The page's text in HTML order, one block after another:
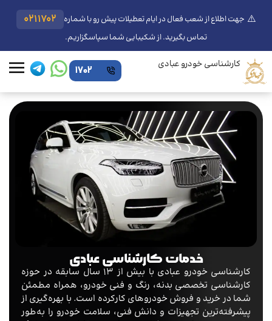
⚠️ جهت اطلاع از شعب فعال در ایام تعطیلات پیش رو با شماره 0211702
تماس بگیرید. از شکیبایی شما سپاسگزاریم.
کارشناسی خودرو عبادی 1702
خدمات کارشناسی عبادی
کارشناسی خودرو عبادی با بیش از 13 سال سابقه در حوزه
کارشناسی تخصصی بدنه، رنگ و فنی خودرو، همراه مطمئن
شما در خرید و فروش خودروهای کارکرده است. با بهره‌گیری از
پیشرفته‌ترین تجهیزات و دانش فنی، سلامت خودرو را به‌طور